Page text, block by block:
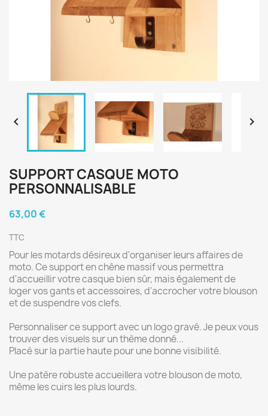
 
SUPPORT CASQUE MOTO
PERSONNALISABLE
63,00 €
TTC
Pour les motards désireux d'organiser leurs affaires de
moto. Ce support en chêne massif vous permettra
d'accueillir votre casque bien sûr, mais également de
loger vos gants et accessoires, d'accrocher votre blouson
et de suspendre vos clefs.
Personnaliser ce support avec un logo gravé. Je peux vous
trouver des visuels sur un thème donné...
Placé sur la partie haute pour une bonne visibilité.
Une patère robuste accueillera votre blouson de moto,
même les cuirs les plus lourds.